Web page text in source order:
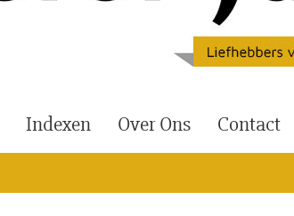
Indexen Over Ons Contact